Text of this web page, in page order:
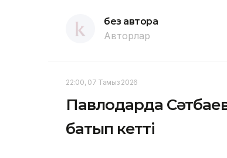
без автора
Авторлар
22:00, 07 Тамыз 2026
Павлодарда
батып кетті